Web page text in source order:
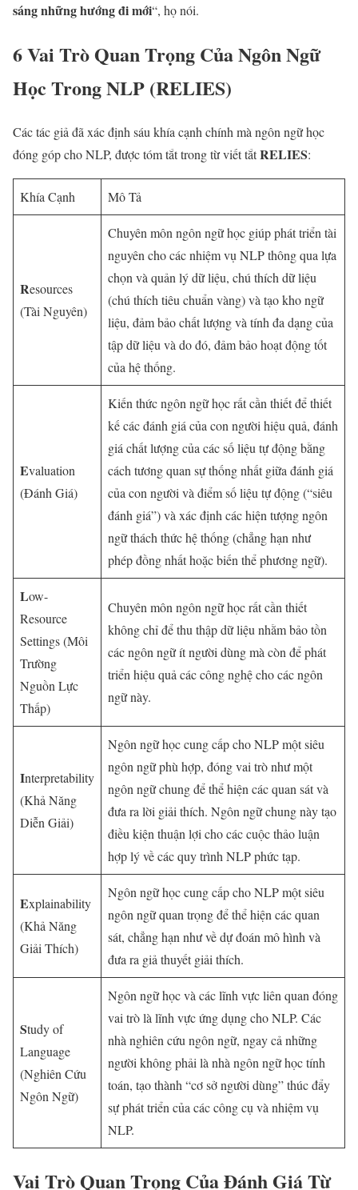
sáng những hướng đi mới“, họ nói.
6 Vai Trò Quan Trọng Của Ngôn Ngữ
Học Trong NLP (RELIES)
Các tác giả đã xác định sáu khía cạnh chính mà ngôn ngữ học
đóng góp cho NLP, được tóm tắt trong từ viết tắtRELIES:
Khía Cạnh Mô Tả
Resources
(Tài Nguyên)
Chuyên môn ngôn ngữ học giúp phát triển tài
nguyên cho các nhiệm vụ NLP thông qua lựa
chọn và quản lý dữ liệu, chú thích dữ liệu
(chú thích tiêu chuẩn vàng) và tạo kho ngữ
liệu, đảm bảo chất lượng và tính đa dạng của
tập dữ liệu và do đó, đảm bảo hoạt động tốt
của hệ thống.
Evaluation
(Đánh Giá)
Kiến thức ngôn ngữ học rất cần thiết để thiết
kế các đánh giá của con người hiệu quả, đánh
giá chất lượng của các số liệu tự động bằng
cách tương quan sự thống nhất giữa đánh giá
của con người và điểm số liệu tự động (“siêu
đánh giá”) và xác định các hiện tượng ngôn
ngữ thách thức hệ thống (chẳng hạn như
phép đồng nhất hoặc biến thể phương ngữ).
Low-
Resource
Settings (Môi
Trường
Nguồn Lực
Thấp)
Chuyên môn ngôn ngữ học rất cần thiết
không chỉ để thu thập dữ liệu nhằm bảo tồn
các ngôn ngữ ít người dùng mà còn để phát
triển hiệu quả các công nghệ cho các ngôn
ngữ này.
Interpretability
(Khả Năng
Diễn Giải)
Ngôn ngữ học cung cấp cho NLP một siêu
ngôn ngữ phù hợp, đóng vai trò như một
ngôn ngữ chung để thể hiện các quan sát và
đưa ra lời giải thích. Ngôn ngữ chung này tạo
điều kiện thuận lợi cho các cuộc thảo luận
hợp lý về các quy trình NLP phức tạp.
Explainability
(Khả Năng
Giải Thích)
Ngôn ngữ học cung cấp cho NLP một siêu
ngôn ngữ quan trọng để thể hiện các quan
sát, chẳng hạn như về dự đoán mô hình và
đưa ra giả thuyết giải thích.
Study of
Language
(Nghiên Cứu
Ngôn Ngữ)
Ngôn ngữ học và các lĩnh vực liên quan đóng
vai trò là lĩnh vực ứng dụng cho NLP. Các
nhà nghiên cứu ngôn ngữ, ngay cả những
người không phải là nhà ngôn ngữ học tính
toán, tạo thành “cơ sở người dùng” thúc đẩy
sự phát triển của các công cụ và nhiệm vụ
NLP.
Vai Trò Quan Trọng Của Đánh Giá Từ